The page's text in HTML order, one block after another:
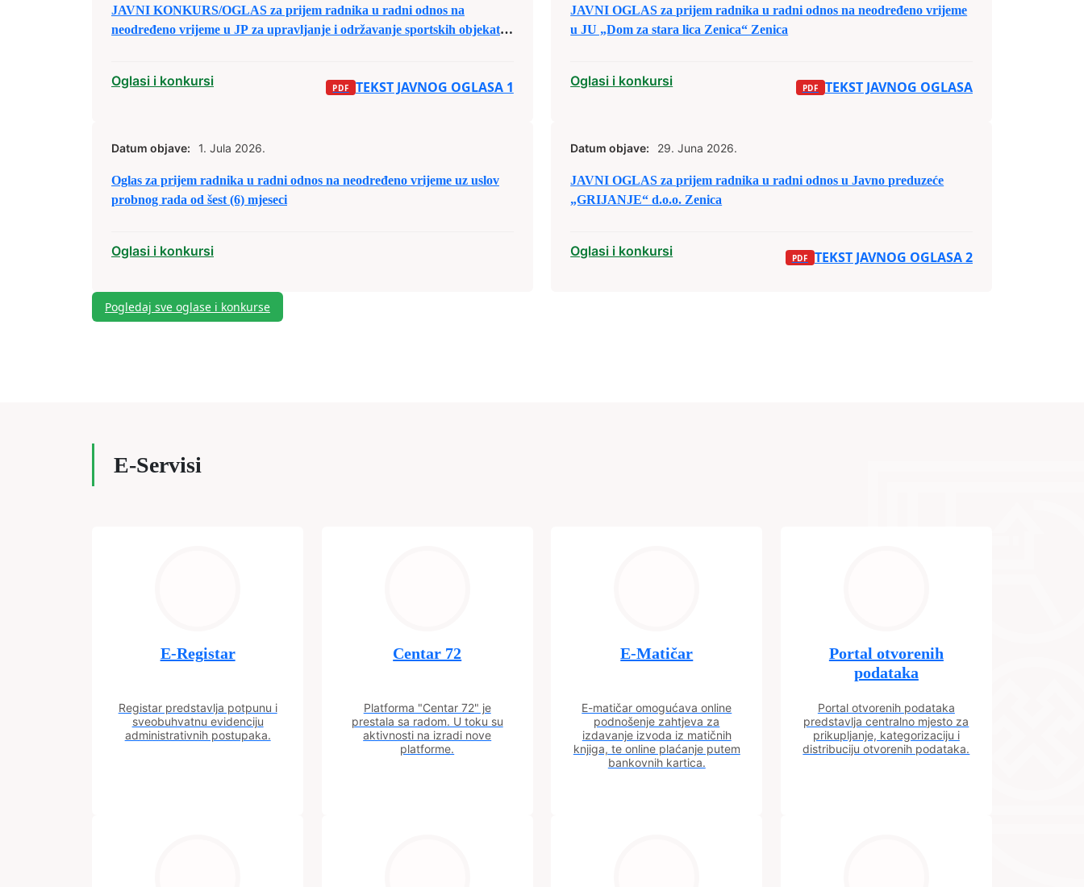
JAVNI KONKURS/OGLAS za prijem radnika u radni odnos na
neodređeno vrijeme u JP za upravljanje i održavanje sportskih objekata
Oglasi i konkursi TEKST JAVNOG OGLASA 1
JAVNI OGLAS za prijem radnika u radni odnos na neodređeno vrijeme
u JU „Dom za stara lica Zenica“ Zenica
Oglasi i konkursi TEKST JAVNOG OGLASA
Datum objave: 1. Jula 2026.
Oglas za prijem radnika u radni odnos na neodređeno vrijeme uz uslov
probnog rada od šest (6) mjeseci
Oglasi i konkursi
Datum objave: 29. Juna 2026.
JAVNI OGLAS za prijem radnika u radni odnos u Javno preduzeće
„GRIJANJE“ d.o.o. Zenica
Oglasi i konkursi TEKST JAVNOG OGLASA 2
Pogledaj sve oglase i konkurse
E-Servisi
E-Registar
Registar predstavlja potpunu i
sveobuhvatnu evidenciju
administrativnih postupaka.
Centar 72
Platforma "Centar 72" je
prestala sa radom. U toku su
aktivnosti na izradi nove
platforme.
E-Matičar
E-matičar omogućava online
podnošenje zahtjeva za
izdavanje izvoda iz matičnih
knjiga, te online plaćanje putem
bankovnih kartica.
Portal otvorenih
podataka
Portal otvorenih podataka
predstavlja centralno mjesto za
prikupljanje, kategorizaciju i
distribuciju otvorenih podataka.